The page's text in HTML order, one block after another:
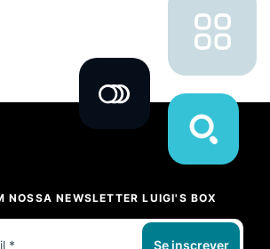
NOSSA NEWSLETTER LUIGI'S BOX
Se inscrever